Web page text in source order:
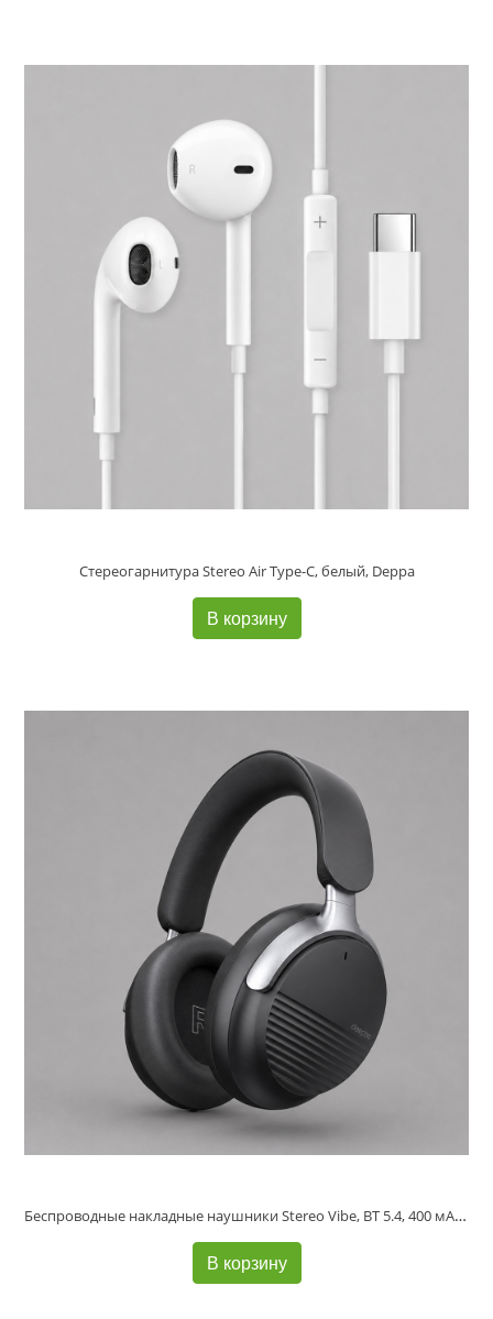
Стереогарнитура Stereo Air Type-C, белый, Deppa
В корзину
Беспроводные накладные наушники Stereo Vibe, BT 5.4, 400 мАч, черный, Deppa
В корзину